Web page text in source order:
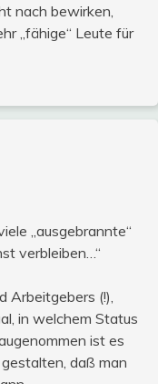
nach bewirken,
„fähige“ Leute für
„ausgebrannte“
verbleiben…“
Arbeitgebers (!),
in welchem Status
ist es
daß man